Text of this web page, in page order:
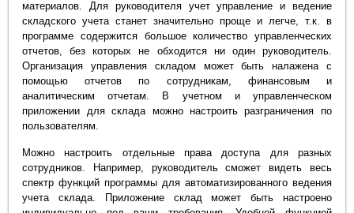
материалов. Для руководителя учет управление и ведение
складского учета станет значительно проще и легче, т.к. в
программе содержится большое количество управленческих
отчетов, без которых не обходится ни один руководитель.
Организация управления складом может быть налажена с
помощью отчетов по сотрудникам, финансовым и
аналитическим отчетам. В учетном и управленческом
приложении для склада можно настроить разграничения по
пользователям.
Можно настроить отдельные права доступа для разных
сотрудников. Например, руководитель сможет видеть весь
спектр функций программы для автоматизированного ведения
учета склада. Приложение склад может быть настроено